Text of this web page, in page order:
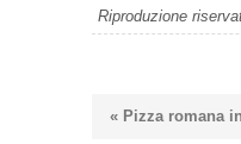
Riproduzione
« Pizza romana